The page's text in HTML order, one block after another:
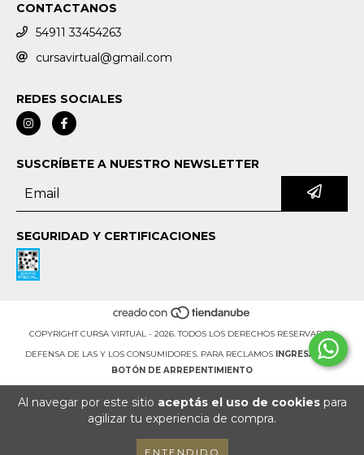
Al navegar por este sitio aceptás el uso de cookiespara
agilizar tu experiencia de compra.
ENTENDIDO
CONTACTANOS
54911 33454263
cursavirtual@gmail.com
REDES SOCIALES
SUSCRÍBETE A NUESTRO NEWSLETTER
SEGURIDAD Y CERTIFICACIONES
COPYRIGHT CURSA VIRTUAL - 2026. TODOS LOS DERECHOS RESERVADOS.
DEFENSA DE LAS Y LOS CONSUMIDORES. PARA RECLAMOS
INGRESÁ ACÁ.
BOTÓN DE ARREPENTIMIENTO